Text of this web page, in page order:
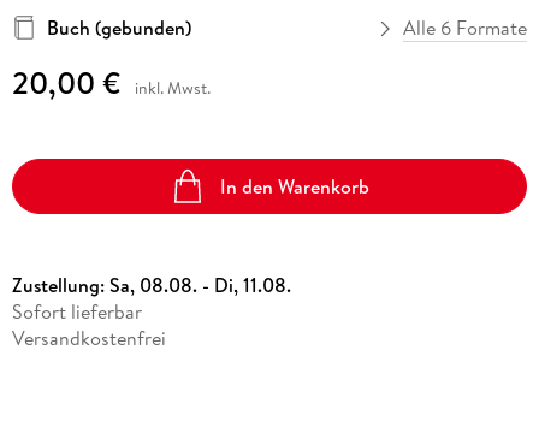
Buch (gebunden)
Alle 6 Formate
20,00 € inkl. Mwst.
In den Warenkorb
Zustellung:Sa, 08.08. - Di, 11.08.
Sofort lieferbar
Versandkostenfrei